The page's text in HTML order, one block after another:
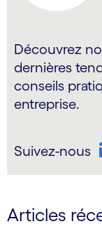
Découvrez
dernières
conseils
entreprise.
Suivez-nous
Articles